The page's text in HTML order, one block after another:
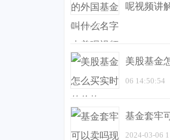
呢视频讲
05:39:57
美股基金
06 14:50:54
基金套牢
2024-03-06